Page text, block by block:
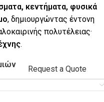
κεντήματα, φυσικά
, δημιουργώντας έντονη
πολυτέλειας·
.
Request a Quote